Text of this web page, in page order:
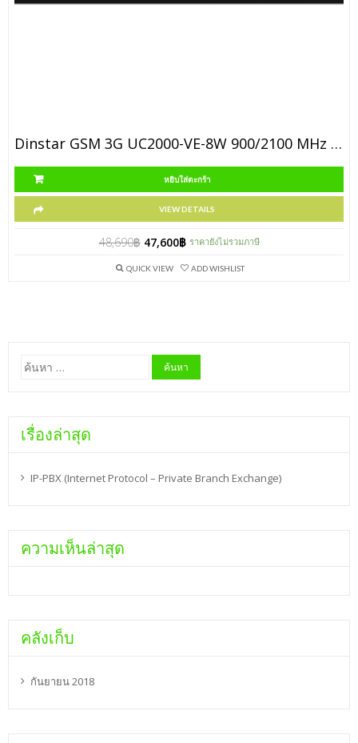
Dinstar GSM 3G UC2000-VE-8W 900/2100 MHz (รุ่น 3G Small Chassis)
หยิบใส่ตะกร้า
VIEW DETAILS
48,690฿ 47,600฿ ราคายังไม่รวมภาษี
QUICK VIEW ADD WISHLIST
ค้นหา
สำหรับ:
เรื่องล่าสุด
IP-PBX (Internet Protocol – Private Branch Exchange)
ความเห็นล่าสุด
คลังเก็บ
กันยายน 2018